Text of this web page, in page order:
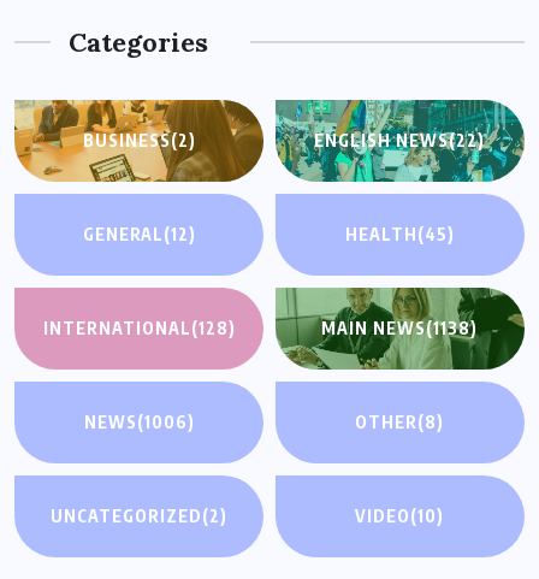
Categories
BUSINESS(2) ENGLISH NEWS(22)
GENERAL(12) HEALTH(45)
INTERNATIONAL(128) MAIN NEWS(1138)
NEWS(1006) OTHER(8)
UNCATEGORIZED(2) VIDEO(10)